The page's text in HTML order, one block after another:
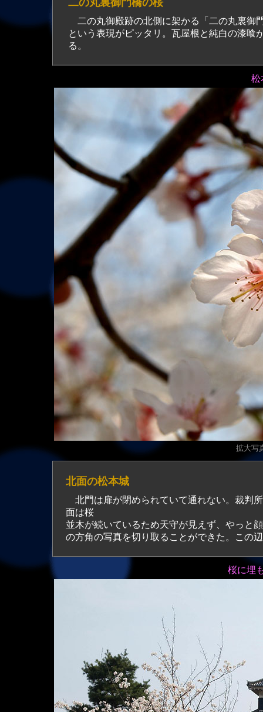
二の丸裏御門橋の桜
二の丸御殿跡の北側に架かる「二の丸裏御
という表現がピッタリ。瓦屋根と純白の漆喰
る。
松
拡大写
北面の松本城
北門は扉が閉められていて通れない。裁判
面は桜
並木が続いているため天守が見えず、やっと
の方角の写真を切り取ることができた。この
桜に埋